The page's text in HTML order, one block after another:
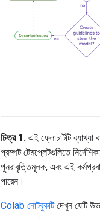
চিত্র 1. এই ফ্লোচার্টটি
প্রম্পট টেমপ্লেটগুলিতে
পুনরাবৃত্তিমূলক, এবং এই
পারেন।
Colab নোটবুকটিদেখুন যেটি